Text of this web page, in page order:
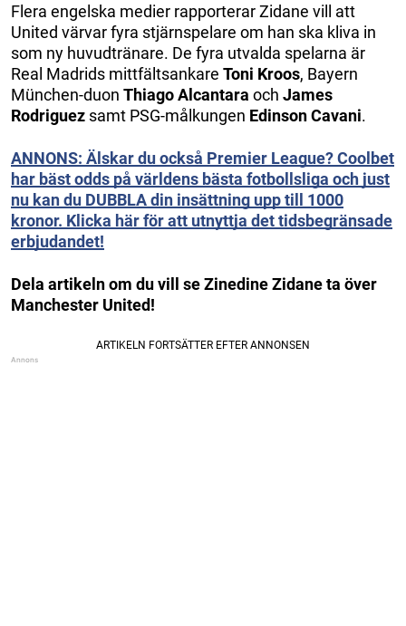
Flera engelska medier rapporterar Zidane vill att
United värvar fyra stjärnspelare om han ska kliva in
som ny huvudtränare. De fyra utvalda spelarna är
Real Madrids mittfältsankare Toni Kroos, Bayern
München-duon Thiago Alcantara och James
Rodriguez samt PSG-målkungen Edinson Cavani.
ANNONS: Älskar du också Premier League? Coolbet
har bäst odds på världens bästa fotbollsliga och just
nu kan du DUBBLA din insättning upp till 1000
kronor. Klicka här för att utnyttja det tidsbegränsade
erbjudandet!
Dela artikeln om du vill se Zinedine Zidane ta över
Manchester United!